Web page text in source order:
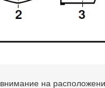
на